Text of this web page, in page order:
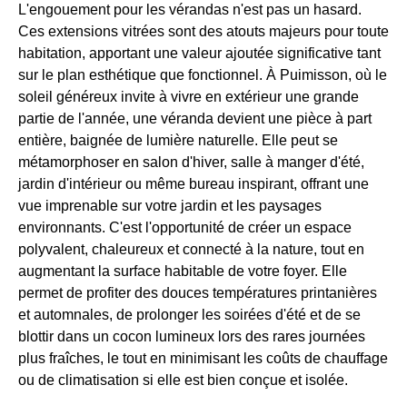
L'engouement pour les vérandas n'est pas un hasard.
Ces extensions vitrées sont des atouts majeurs pour toute
habitation, apportant une valeur ajoutée significative tant
sur le plan esthétique que fonctionnel. À Puimisson, où le
soleil généreux invite à vivre en extérieur une grande
partie de l'année, une véranda devient une pièce à part
entière, baignée de lumière naturelle. Elle peut se
métamorphoser en salon d'hiver, salle à manger d'été,
jardin d'intérieur ou même bureau inspirant, offrant une
vue imprenable sur votre jardin et les paysages
environnants. C'est l'opportunité de créer un espace
polyvalent, chaleureux et connecté à la nature, tout en
augmentant la surface habitable de votre foyer. Elle
permet de profiter des douces températures printanières
et automnales, de prolonger les soirées d'été et de se
blottir dans un cocon lumineux lors des rares journées
plus fraîches, le tout en minimisant les coûts de chauffage
ou de climatisation si elle est bien conçue et isolée.